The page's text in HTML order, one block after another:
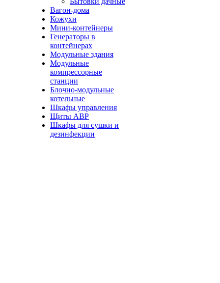
Вагон-дома
Кожухи
Мини-контейнеры
Генераторы в
контейнерах
Модульные здания
Модульные
компрессорные
станции
Блочно-модульные
котельные
Шкафы управления
Щиты АВР
Шкафы для сушки и
дезинфекции